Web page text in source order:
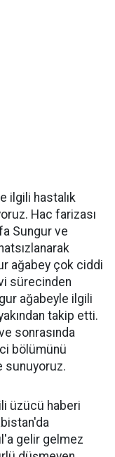
ilgili hastalık
Hac farizası
Sungur ve
ağabey çok ciddi
sürecinden
ağabeyle ilgili
takip etti.
sonrasında
bölümünü
sunuyoruz.
üzücü haberi
gelir gelmez